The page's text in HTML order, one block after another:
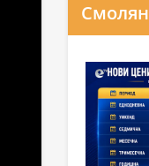
Смолян